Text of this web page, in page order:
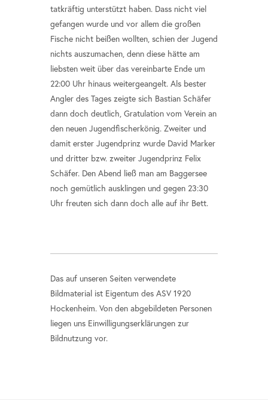
tatkräftig unterstützt haben. Dass nicht viel
gefangen wurde und vor allem die großen
Fische nicht beißen wollten, schien der Jugend
nichts auszumachen, denn diese hätte am
liebsten weit über das vereinbarte Ende um
22:00 Uhr hinaus weitergeangelt. Als bester
Angler des Tages zeigte sich Bastian Schäfer
dann doch deutlich, Gratulation vom Verein an
den neuen Jugendfischerkönig. Zweiter und
damit erster Jugendprinz wurde David Marker
und dritter bzw. zweiter Jugendprinz Felix
Schäfer. Den Abend ließ man am Baggersee
noch gemütlich ausklingen und gegen 23:30
Uhr freuten sich dann doch alle auf ihr Bett.
Das auf unseren Seiten verwendete
Bildmaterial ist Eigentum des ASV 1920
Hockenheim. Von den abgebildeten Personen
liegen uns Einwilligungserklärungen zur
Bildnutzung vor.